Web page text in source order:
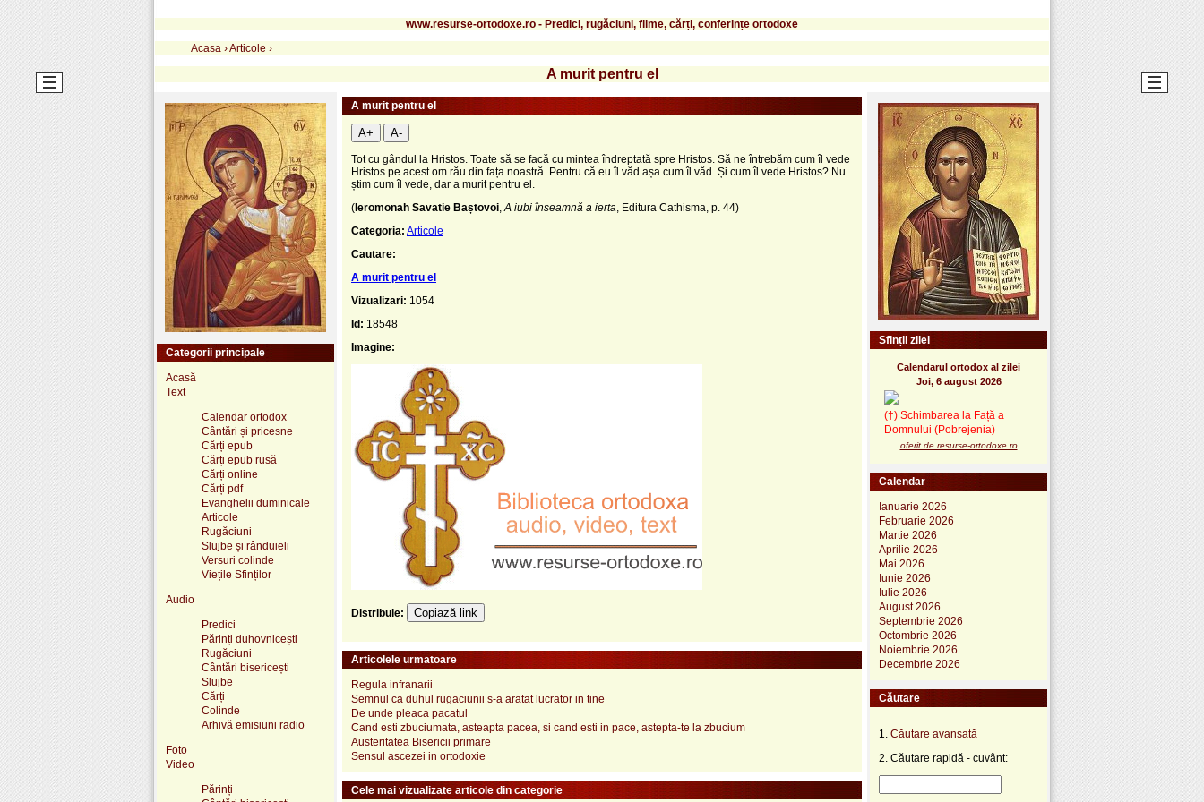
www.resurse-ortodoxe.ro - Predici, rugăciuni, filme, cărți, conferințe ortodoxe
Acasa ›Articole ›
A murit pentru el
A murit pentru el
A+ A-
Tot cu gândul la Hristos. Toate să se facă cu mintea îndreptată spre Hristos. Să ne întrebăm cum îl vede
Hristos pe acest om rău din fața noastră. Pentru că eu îl văd așa cum îl văd. Și cum îl vede Hristos? Nu
știm cum îl vede, dar a murit pentru el.
(Ieromonah Savatie Baștovoi A iubi înseamnă a ierta , Editura Cathisma, p. 44)
Categoria: Articole
Cautare:
A murit pentru el
Vizualizari: 1054
Id: 18548
Imagine:
Distribuie: Copiază link
Articolele urmatoare
Regula infranarii
Semnul ca duhul rugaciunii s-a aratat lucrator in tine
De unde pleaca pacatul
Cand esti zbuciumata, asteapta pacea, si cand esti in pace, astepta-te la zbucium
Austeritatea Bisericii primare
Sensul ascezei in ortodoxie
Cele mai vizualizate articole din categorie
Categorii principale
Acasă
Text
Calendar ortodox
Cântări și pricesne
Cărți epub
Cărți epub rusă
Cărți online
Cărți pdf
Evanghelii duminicale
Articole
Rugăciuni
Slujbe și rânduieli
Versuri colinde
Viețile Sfinților
Audio
Predici
Părinți duhovnicești
Rugăciuni
Cântări bisericești
Slujbe
Cărți
Colinde
Arhivă emisiuni radio
Foto
Video
Părinți
Sfinții zilei
Calendarul ortodox al zilei
Joi, 6 august 2026
(†) Schimbarea la Față a
Domnului (Pobrejenia)
oferit de resurse-ortodoxe.ro
Calendar
Ianuarie 2026
Februarie 2026
Martie 2026
Aprilie 2026
Mai 2026
Iunie 2026
Iulie 2026
August 2026
Septembrie 2026
Octombrie 2026
Noiembrie 2026
Decembrie 2026
Căutare
1. Căutare avansată
2. Căutare rapidă - cuvânt: